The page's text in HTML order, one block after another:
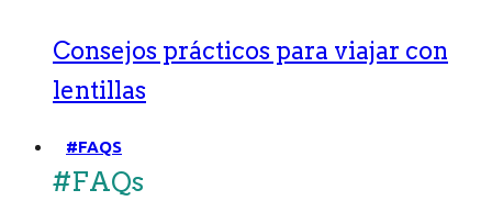
Consejos prácticos para viajar con
lentillas
#FAQS
#FAQs